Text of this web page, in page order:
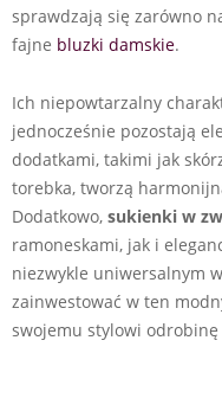
sprawdzają się zarówno
fajne bluzki damskie.
Ich niepowtarzalny
jednocześnie pozostają
dodatkami, takimi jak
torebka, tworzą
Dodatkowo, sukienki w
ramoneskami, jak i
niezwykle uniwersalnym
zainwestować w ten
swojemu stylowi